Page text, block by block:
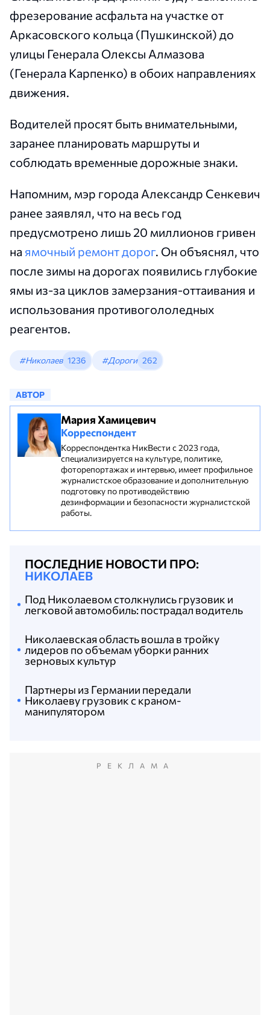
фрезерование асфальта на участке от
Аркасовского кольца (Пушкинской) до
улицы Генерала Олексы Алмазова
(Генерала Карпенко) в обоих направлениях
движения.
Водителей просят быть внимательными,
заранее планировать маршруты и
соблюдать временные дорожные знаки.
Напомним, мэр города Александр Сенкевич
ранее заявлял, что на весь год
предусмотрено лишь 20 миллионов гривен
на ямочный ремонт дорог. Он объяснял, что
после зимы на дорогах появились глубокие
ямы из-за циклов замерзания-оттаивания и
использования противогололедных
реагентов.
#Николаев 1236 #Дороги 262
АВТОР
Мария Хамицевич
Корреспондент
Корреспондентка НикВести с 2023 года,
специализируется на культуре, политике,
фоторепортажах и интервью, имеет профильное
журналистское образование и дополнительную
подготовку по противодействию
дезинформации и безопасности журналистской
работы.
ПОСЛЕДНИЕ НОВОСТИ ПРО:
НИКОЛАЕВ
Партнеры из Германии передали
Николаеву грузовик с краном-
манипулятором
Николаевская область вошла в тройку
лидеров по объемам уборки ранних
зерновых культур
Под Николаевом столкнулись грузовик и
легковой автомобиль: пострадал водитель
РЕКЛАМА